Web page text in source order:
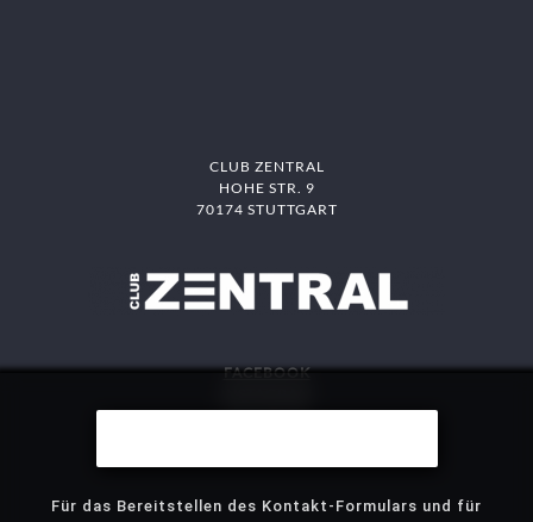
CLUB ZENTRAL
HOHE STR. 9
70174 STUTTGART
FACEBOOK
DAS MITTE
Für das Bereitstellen des Kontakt-Formulars und für